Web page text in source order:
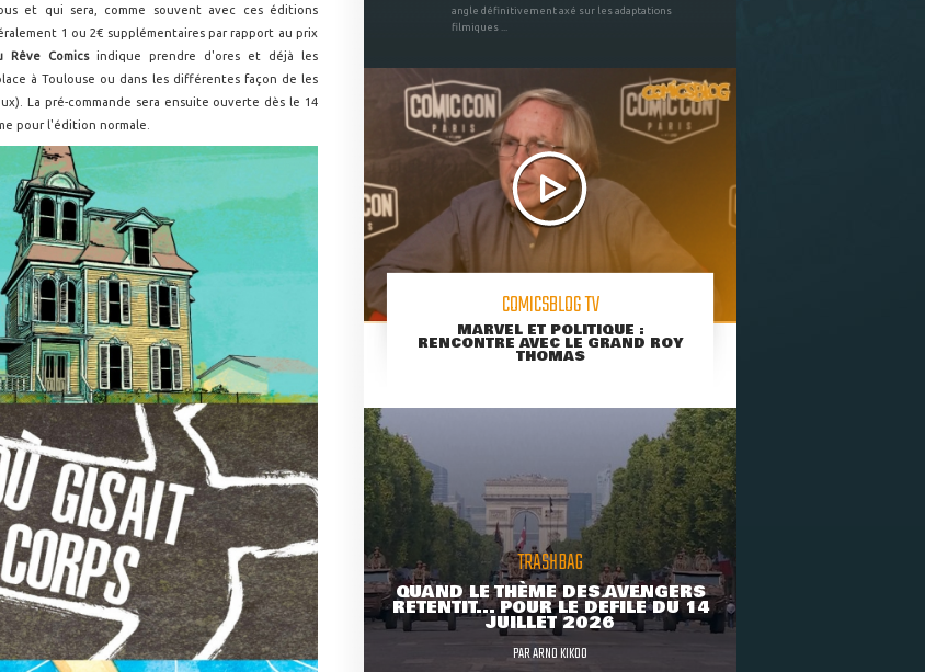
et qui sera, comme souvent avec ces éditions
1 ou 2€ supplémentaires par rapport au prix
Rêve Comics indique prendre d'ores et déjà les
à Toulouse ou dans les différentes façon de les
La pré-commande sera ensuite ouverte dès le 14
pour l'édition normale.
angle définitivement axé sur les adaptations
filmiques ...
COMICSBLOG TV
MARVEL ET POLITIQUE :
RENCONTRE AVEC LE GRAND ROY
THOMAS
TRASHBAG
QUAND LE THÈME DES AVENGERS
RETENTIT... POUR LE DÉFILÉ DU 14
JUILLET 2026
PARARNO KIKOO